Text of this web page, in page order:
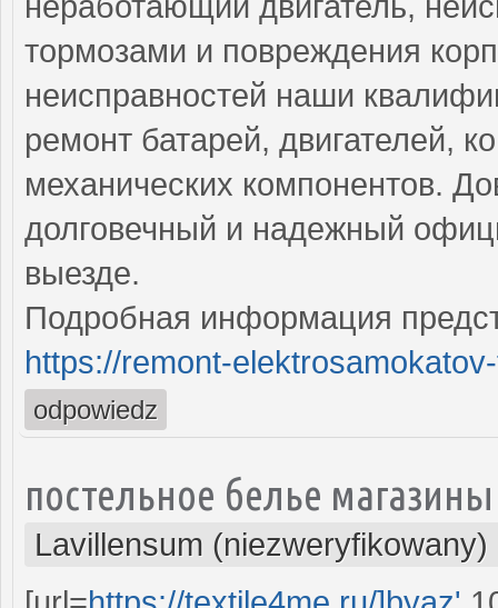
тормозами и повреждения
неисправностей наши
ремонт батарей, двигателей,
механических компонентов.
долговечный и надежный
выезде.
Подробная информация
https://remont-
odpowiedz
постельное белье магазины
Lavillensum (niezweryfikowany)